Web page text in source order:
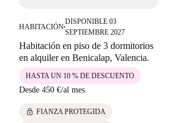
HABITACIÓN■
DISPONIBLE 03
SEPTIEMBRE 2027
Habitación en piso de 3 dormitorios
en alquiler en Benicalap, Valencia.
Desde 450 €/al mes
HASTA UN 10 % DE DESCUENTO
lock FIANZA PROTEGIDA